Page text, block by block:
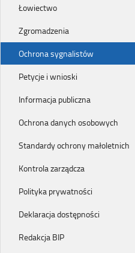
Łowiectwo
Zgromadzenia
Ochrona sygnalistów
Petycje i wnioski
Informacja publiczna
Ochrona danych osobowych
Standardy ochrony małoletnich
Kontrola zarządcza
Polityka prywatności
Deklaracja dostępności
Redakcja BIP